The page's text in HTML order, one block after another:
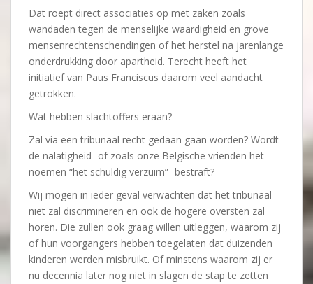
Dat roept direct associaties op met zaken zoals
wandaden tegen de menselijke waardigheid en grove
mensenrechtenschendingen of het herstel na jarenlange
onderdrukking door apartheid. Terecht heeft het
initiatief van Paus Franciscus daarom veel aandacht
getrokken.
Wat hebben slachtoffers eraan?
Zal via een tribunaal recht gedaan gaan worden? Wordt
de nalatigheid -of zoals onze Belgische vrienden het
noemen “het schuldig verzuim”- bestraft?
Wij mogen in ieder geval verwachten dat het tribunaal
niet zal discrimineren en ook de hogere oversten zal
horen. Die zullen ook graag willen uitleggen, waarom zij
of hun voorgangers hebben toegelaten dat duizenden
kinderen werden misbruikt. Of minstens waarom zij er
nu decennia later nog niet in slagen de stap te zetten